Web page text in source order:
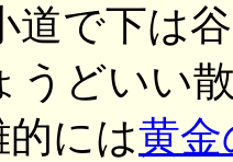
道で下は
うどいい
には黄金